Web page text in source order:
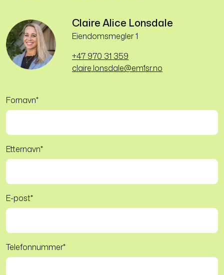
Fornavn*
Etternavn*
E-post*
Telefonnummer*
Claire Alice Lonsdale
Eiendomsmegler 1
+47 970 31 359
claire.lonsdale@em1sr.no